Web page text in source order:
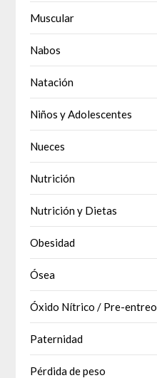
Muscular
Nabos
Natación
Niños y Adolescentes
Nueces
Nutrición
Nutrición y Dietas
Obesidad
Ósea
Óxido Nítrico / Pre-entreo
Paternidad
Pérdida de peso